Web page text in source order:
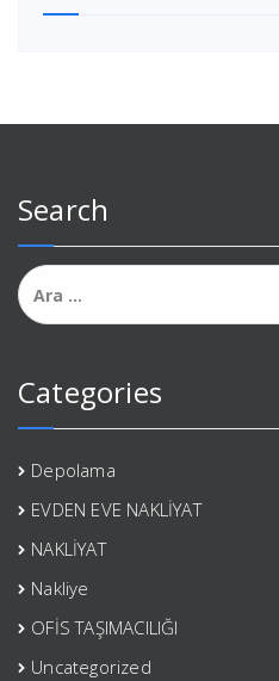
Search
Arama:
Categories
Depolama
EVDEN EVE NAKLİYAT
NAKLİYAT
Nakliye
OFİS TAŞIMACILIĞI
Uncategorized